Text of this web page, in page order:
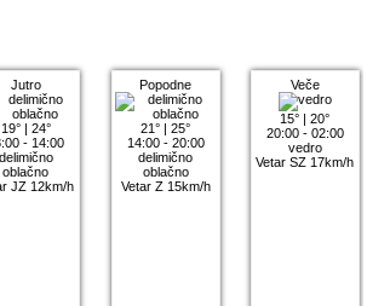
Jutro
19°| 24°
- 14:00
delimično
oblačno
JZ 12km/h
Popodne
21° |25°
14:00 - 20:00
delimično
oblačno
Vetar Z 15km/h
Veče
15° |20°
20:00 - 02:00
vedro
Vetar SZ 17km/h